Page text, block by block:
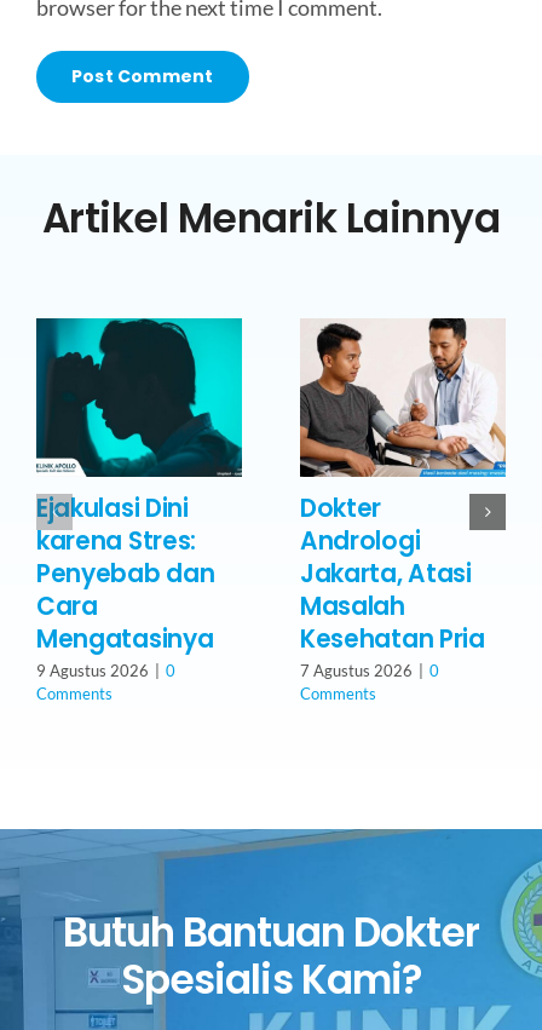
browser for the next time I comment.
Artikel Menarik Lainnya
Ejakulasi Dini
karena Stres:
Penyebab dan
Cara
Mengatasinya
9 Agustus 2026
0
Comments
Dokter
Andrologi
Jakarta, Atasi
Masalah
Kesehatan Pria
7 Agustus 2026
0
Comments
Butuh Bantuan Dokter
Spesialis Kami?